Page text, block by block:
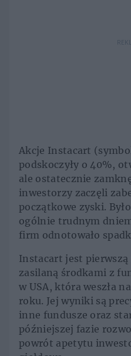
Akcje Instacart
podskoczyły o 40%,
ale ostatecznie
inwestorzy zaczęli
początkowe zyski.
ogólnie trudnym
firm odnotowało
Instacart jest pierwszą
zasilaną środkami z
w USA, która weszła
roku. Jej wyniki są
inne fundusze oraz
późniejszej fazie
powrót apetytu